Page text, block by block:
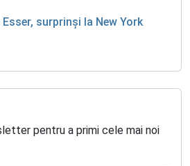
surprinși la New York
pentru a primi cele mai noi